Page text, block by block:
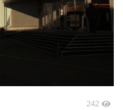
242